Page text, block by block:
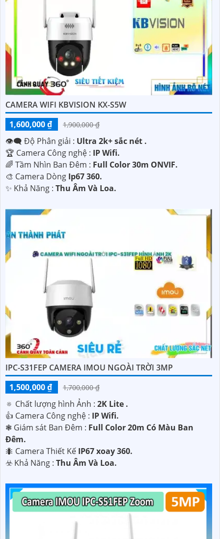
CAMERA WIFI KBVISION KX-S5W
1,600,000 ₫
1,900,000 ₫
👁️‍🗨 Độ Phân giải : Ultra 2k+ sắc nét .
🏆 Camera Công nghệ : IP Wifi.
🌈 Tầm Nhìn Ban Đêm : Full Color 30m ONVIF.
🎨 Camera Dòng Ip67 360.
️✨ Khả Năng : Thu Âm Và Loa.
IPC-S31FEP CAMERA IMOU NGOÀI TRỜI 3MP
1,500,000 ₫
1,700,000 ₫
🔅 Chất lượng hình Ảnh : 2K Lite .
👍 Camera Công nghệ : IP Wifi.
❃ Giám sát Ban Đêm : Full Color 20m Có Màu Ban
Ðêm.
🐜 Camera Thiết Kế IP67 xoay 360.
️☣️ Khả Năng : Thu Âm Và Loa.